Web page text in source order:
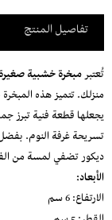
تفاصيل المنتج
تُعتبرمبخرة خشبية
منزلك. تتميز هذه
يجعلها قطعة فنية تبرز
تسريحة غرفة النوم.
ديكور تضفي لمسة من
الأبعاد:
الارتفاع: 6 سم